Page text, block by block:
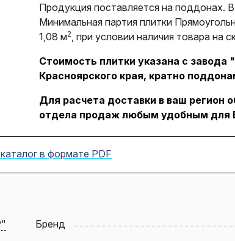
Продукция поставляется на поддонах.
Минимальная партия плитки
1,08 м2, при условии наличия товара на
Стоимость плитки указана с завода
Красноярского края, кратно
Для расчета доставки в ваш регион
отдела продаж любым удобным для
в формате PDF
Бренд